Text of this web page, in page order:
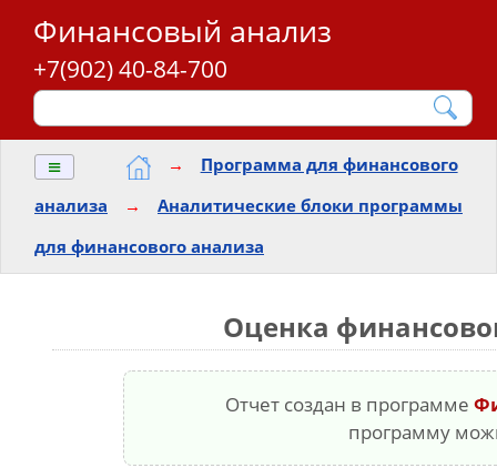
Финансовый анализ
+7(902) 40-84-700
≡ →
Программа для финансового
анализа
→
Аналитические блоки программы
для финансового анализа
Оценка
Отчет создан в программе
программу